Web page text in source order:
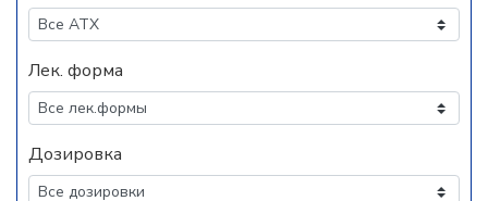
Лек. форма
Дозировка